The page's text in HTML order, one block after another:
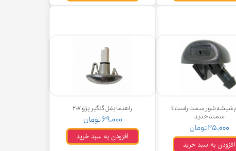
چشم شیشه شور سمت راست R
سمند جدید
۲۵,۰۰۰ تومان
افزودن به سبد خرید
راهنما بغل گلگیر پژو ۲۰۷
۶۹,۰۰۰ تومان
افزودن به سبد خرید